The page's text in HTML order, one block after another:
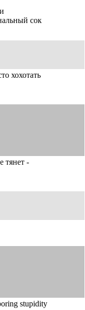
сок
хохотать
тянет -
stupidity